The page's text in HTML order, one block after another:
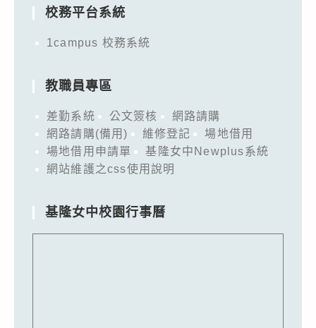
校務平台系統
1campus 校務系統
教職員專區
差勤系統 公文簽核
網路請購
網路請購(備用)
維修登記
場地借用
場地借用申請單
基隆女中Newplus系統
網站維護之css使用說明
基隆女中校園行事曆